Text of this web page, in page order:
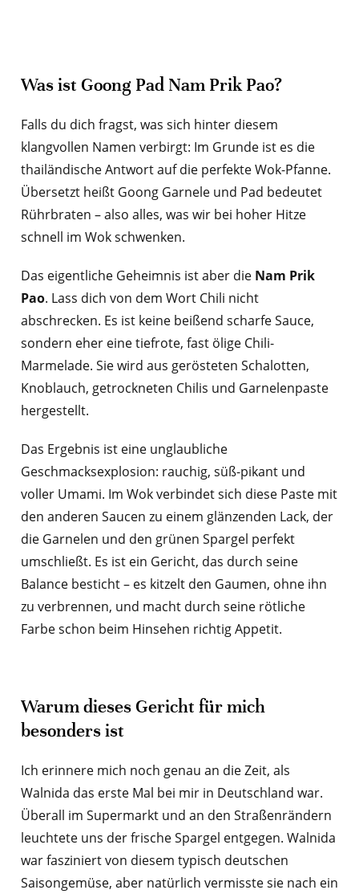
Was ist Goong Pad Nam Prik Pao?
Falls du dich fragst, was sich hinter diesem
klangvollen Namen verbirgt: Im Grunde ist es die
thailändische Antwort auf die perfekte Wok-Pfanne.
Übersetzt heißt Goong Garnele und Pad bedeutet
Rührbraten – also alles, was wir bei hoher Hitze
schnell im Wok schwenken.
Das eigentliche Geheimnis ist aber die Nam Prik
Pao. Lass dich von dem Wort Chili nicht
abschrecken. Es ist keine beißend scharfe Sauce,
sondern eher eine tiefrote, fast ölige Chili-
Marmelade. Sie wird aus gerösteten Schalotten,
Knoblauch, getrockneten Chilis und Garnelenpaste
hergestellt.
Das Ergebnis ist eine unglaubliche
Geschmacksexplosion: rauchig, süß-pikant und
voller Umami. Im Wok verbindet sich diese Paste mit
den anderen Saucen zu einem glänzenden Lack, der
die Garnelen und den grünen Spargel perfekt
umschließt. Es ist ein Gericht, das durch seine
Balance besticht – es kitzelt den Gaumen, ohne ihn
zu verbrennen, und macht durch seine rötliche
Farbe schon beim Hinsehen richtig Appetit.
Warum dieses Gericht für mich
besonders ist
Ich erinnere mich noch genau an die Zeit, als
Walnida das erste Mal bei mir in Deutschland war.
Überall im Supermarkt und an den Straßenrändern
leuchtete uns der frische Spargel entgegen. Walnida
war fasziniert von diesem typisch deutschen
Saisongemüse, aber natürlich vermisste sie nach ein